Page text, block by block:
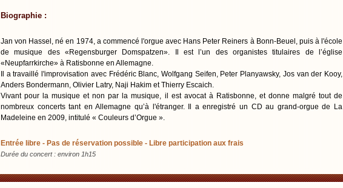
Biographie :
Jan von Hassel, né en 1974, a commencé l'orgue avec Hans Peter Reiners à Bonn-Beuel, puis à l'école
de musique des «Regensburger Domspatzen». Il est l’un des organistes titulaires de l’église
«Neupfarrkirche» à Ratisbonne en Allemagne.
Il a travaillé l'improvisation avec Frédéric Blanc, Wolfgang Seifen, Peter Planyawsky, Jos van der Kooy,
Anders Bondermann, Olivier Latry, Naji Hakim et Thierry Escaich.
Vivant pour la musique et non par la musique, il est avocat à Ratisbonne, et donne malgré tout de
nombreux concerts tant en Allemagne qu’à l'étranger. Il a enregistré un CD au grand-orgue de La
Madeleine en 2009, intitulé « Couleurs d’Orgue ».
Entrée libre - Pas de réservation possible - Libre participation aux frais
Durée du concert : environ 1h15